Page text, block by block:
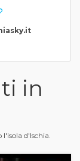
in
d'Ischia.